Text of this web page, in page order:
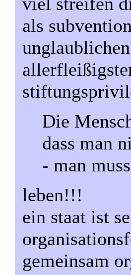
als
Die
dass man
- man
leben!!!
ein staat ist
gemeinsam